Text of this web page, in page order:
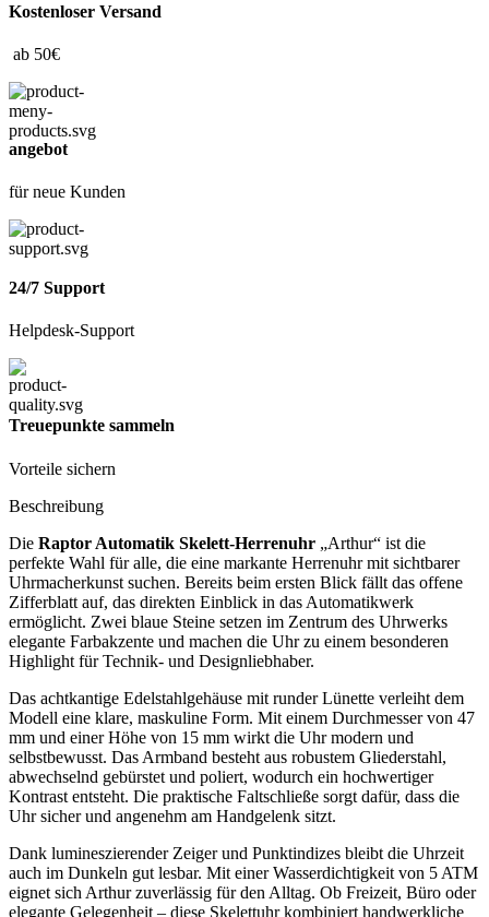
Kostenloser Versand
ab 50€
angebot
für neue Kunden
24/7 Support
Helpdesk-Support
Treuepunkte sammeln
Vorteile sichern
Beschreibung
Die Raptor Automatik Skelett-Herrenuhr „Arthur“ ist die
perfekte Wahl für alle, die eine markante Herrenuhr mit sichtbarer
Uhrmacherkunst suchen. Bereits beim ersten Blick fällt das offene
Zifferblatt auf, das direkten Einblick in das Automatikwerk
ermöglicht. Zwei blaue Steine setzen im Zentrum des Uhrwerks
elegante Farbakzente und machen die Uhr zu einem besonderen
Highlight für Technik- und Designliebhaber.
Das achtkantige Edelstahlgehäuse mit runder Lünette verleiht dem
Modell eine klare, maskuline Form. Mit einem Durchmesser von 47
mm und einer Höhe von 15 mm wirkt die Uhr modern und
selbstbewusst. Das Armband besteht aus robustem Gliederstahl,
abwechselnd gebürstet und poliert, wodurch ein hochwertiger
Kontrast entsteht. Die praktische Faltschließe sorgt dafür, dass die
Uhr sicher und angenehm am Handgelenk sitzt.
Dank lumineszierender Zeiger und Punktindizes bleibt die Uhrzeit
auch im Dunkeln gut lesbar. Mit einer Wasserdichtigkeit von 5 ATM
eignet sich Arthur zuverlässig für den Alltag. Ob Freizeit, Büro oder
elegante Gelegenheit – diese Skelettuhr kombiniert handwerkliche